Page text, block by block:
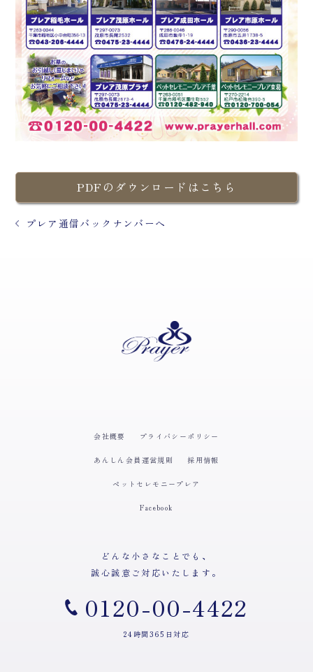
PDFのダウンロードはこちら
プレア通信バックナンバーへ
会社概要 プライバシーポリシー
あんしん会員運営規則 採用情報
ペットセレモニープレア
Facebook
どんな小さなことでも、
誠心誠意ご対応いたします。
0120-00-4422
24時間365日対応